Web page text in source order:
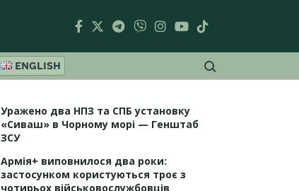
ENGLISH
Уражено два НПЗ та СПБ установку
«Сиваш» в Чорному морі — Генштаб
ЗСУ
Армія+ виповнилося два роки:
застосунком користуються троє з
чотирьох військовослужбовців